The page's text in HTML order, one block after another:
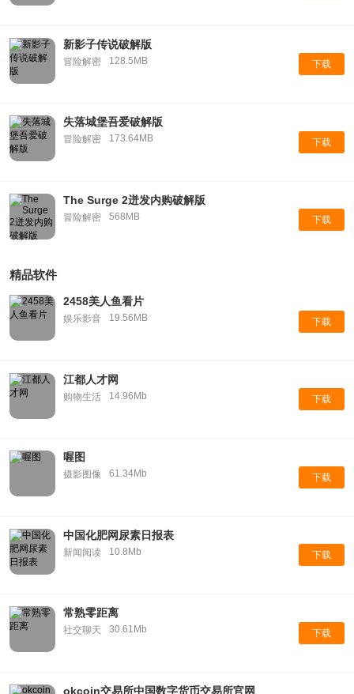
新影子传说破解版
冒险解密 128.5MB 下载
失落城堡吾爱破解版
冒险解密 173.64MB 下载
The Surge 2迸发内购破解版
冒险解密 568MB 下载
精品软件
2458美人鱼看片
娱乐影音 19.56MB 下载
江都人才网
购物生活 14.96Mb 下载
喔图
摄影图像 61.34Mb 下载
中国化肥网尿素日报表
新闻阅读 10.8Mb 下载
常熟零距离
社交聊天 30.61Mb 下载
okcoin交易所中国数字货币交易所官网